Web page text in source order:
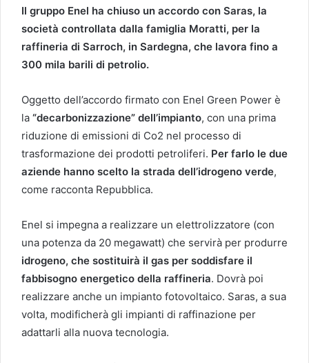
Il gruppo Enel ha chiuso un accordo con Saras, la
società controllata dalla famiglia Moratti, per la
raffineria di Sarroch, in Sardegna, che lavora fino a
300 mila barili di petrolio.
Oggetto dell’accordo firmato con Enel Green Power è
la “decarbonizzazione” dell’impianto, con una prima
riduzione di emissioni di Co2 nel processo di
trasformazione dei prodotti petroliferi. Per farlo le due
aziende hanno scelto la strada dell’idrogeno verde,
come racconta Repubblica.
Enel si impegna a realizzare un elettrolizzatore (con
una potenza da 20 megawatt) che servirà per produrre
idrogeno, che sostituirà il gas per soddisfare il
fabbisogno energetico della raffineria. Dovrà poi
realizzare anche un impianto fotovoltaico. Saras, a sua
volta, modificherà gli impianti di raffinazione per
adattarli alla nuova tecnologia.